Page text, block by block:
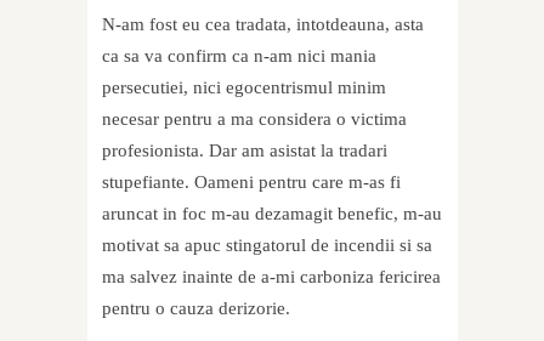
N-am fost eu cea tradata, intotdeauna, asta
ca sa va confirm ca n-am nici mania
persecutiei, nici egocentrismul minim
necesar pentru a ma considera o victima
profesionista. Dar am asistat la tradari
stupefiante. Oameni pentru care m-as fi
aruncat in foc m-au dezamagit benefic, m-au
motivat sa apuc stingatorul de incendii si sa
ma salvez inainte de a-mi carboniza fericirea
pentru o cauza derizorie.